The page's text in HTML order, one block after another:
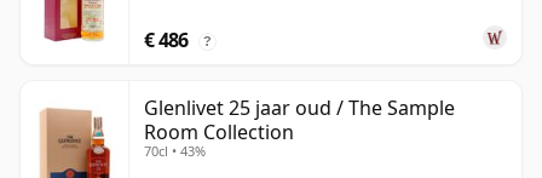
€ 486 ?
Glenlivet 25 jaar oud / The Sample
Room Collection
70cl • 43%